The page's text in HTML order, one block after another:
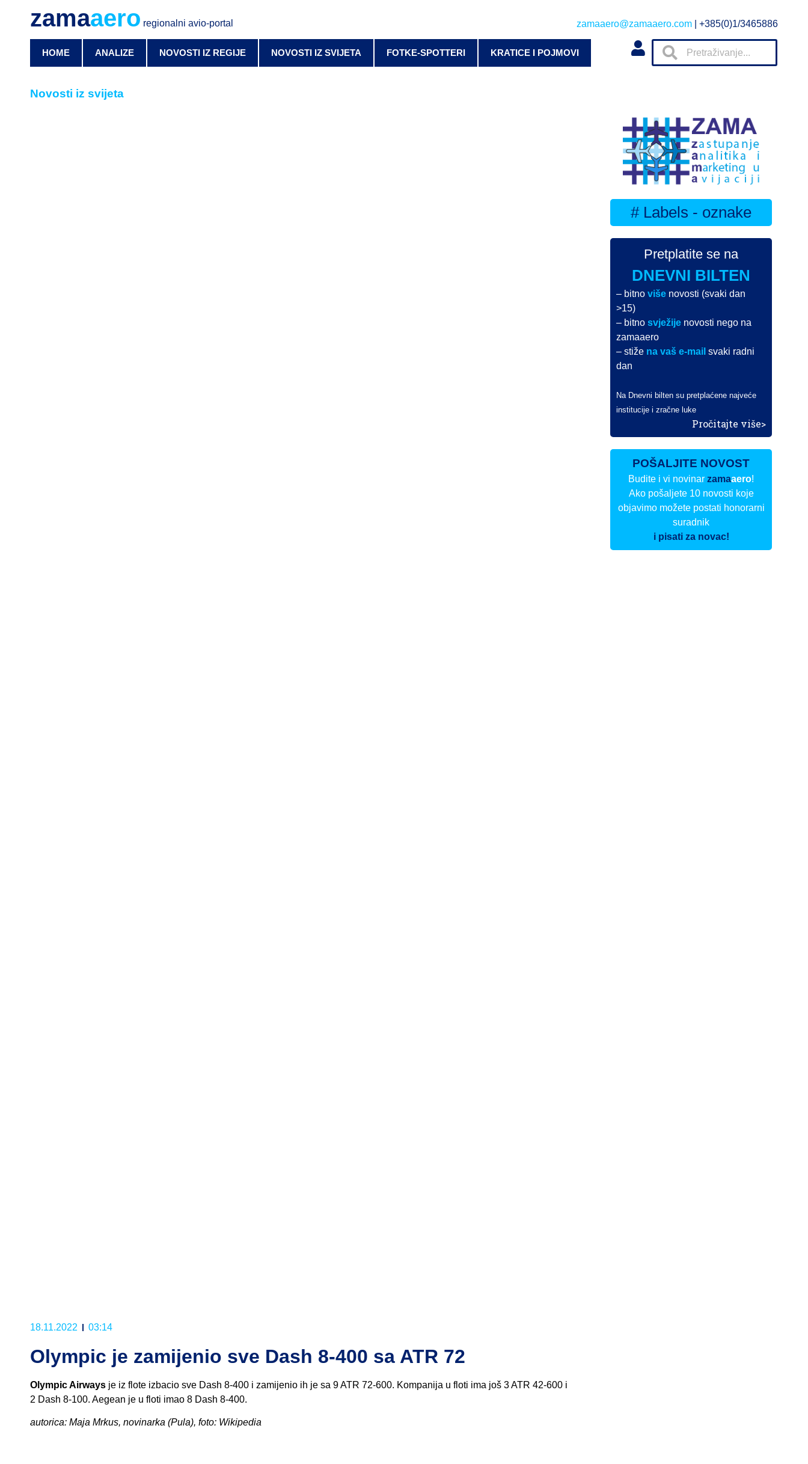
zamaaero regionalni avio-portal zamaaero@zamaaero.com | +385(0)1/3465886
HOME ANALIZE NOVOSTI IZ REGIJE NOVOSTI IZ SVIJETA FOTKE-SPOTTERI KRATICE I POJMOVI
Novosti iz svijeta
18.11.2022 03:14
Olympic je zamijenio sve Dash 8-400 sa ATR 72
Olympic Airways je iz flote izbacio sve Dash 8-400 i zamijenio ih je sa 9 ATR 72-600. Kompanija u floti ima još 3 ATR 42-600 i
2 Dash 8-100. Aegean je u floti imao 8 Dash 8-400.
autorica: Maja Mrkus, novinarka (Pula), foto: Wikipedia
# Labels - oznake
Pretplatite se na
DNEVNI BILTEN
– bitnoviše novosti (svaki dan
>15)
– bitnosvježije novosti nego na
zamaaero
– stiže na vaš e-mail svaki radni
dan
Na Dnevni bilten su pretplaćene najveće
institucije i zračne luke
Pročitajte više>
POŠALJITE NOVOST
Budite i vi novinarzamaaero!
Ako pošaljete 10 novosti koje
objavimo možete postati honorarni
suradnik
i pisati za novac!